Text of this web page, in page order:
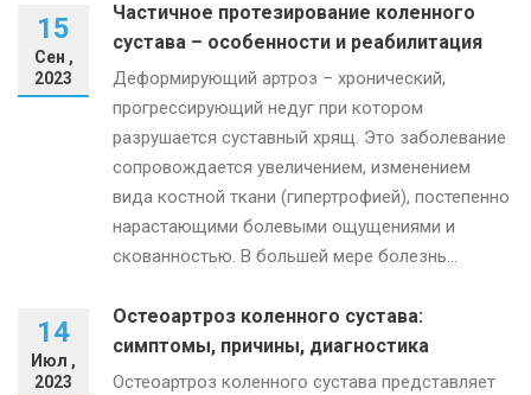
15
Сен ,
2023
Частичное протезирование коленного
сустава – особенности и реабилитация
Деформирующий артроз – хронический,
прогрессирующий недуг при котором
разрушается суставный хрящ. Это заболевание
сопровождается увеличением, изменением
вида костной ткани (гипертрофией), постепенно
нарастающими болевыми ощущениями и
скованностью. В большей мере болезнь...
14
Июл ,
2023
Остеоартроз коленного сустава:
симптомы, причины, диагностика
Остеоартроз коленного сустава представляет